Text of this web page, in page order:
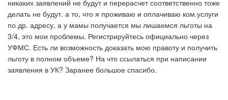
никаких заявлений не будут и перерасчет соответственно тоже
делать не будут. а то, что я проживаю и оплачиваю ком.услуги
по др. адресу, а у мамы получается мы лишаемся льготы на
3/4, это мои проблемы. Регистрируйтесь официально через
УФМС. Есть ли возможность доказать мою правоту и получить
льготу в полном объеме? На что ссылаться при написании
заявления в УК? Заранее большое спасибо.